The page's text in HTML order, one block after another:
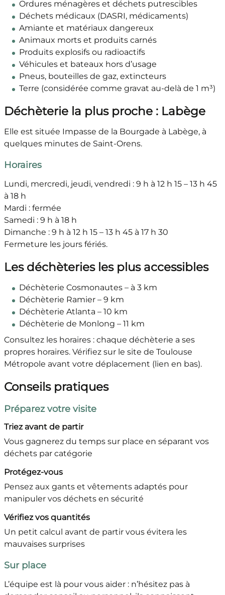
Ordures ménagères et déchets putrescibles
Déchets médicaux (DASRI, médicaments)
Amiante et matériaux dangereux
Animaux morts et produits carnés
Produits explosifs ou radioactifs
Véhicules et bateaux hors d’usage
Pneus, bouteilles de gaz, extincteurs
Terre (considérée comme gravat au-delà de 1 m³)
Déchèterie la plus proche : Labège
Elle est située Impasse de la Bourgade à Labège, à
quelques minutes de Saint-Orens.
Horaires
Lundi, mercredi, jeudi, vendredi : 9 h à 12 h 15 – 13 h 45
à 18 h
Mardi : fermée
Samedi : 9 h à 18 h
Dimanche : 9 h à 12 h 15 – 13 h 45 à 17 h 30
Fermeture les jours fériés.
Les déchèteries les plus accessibles
Déchèterie Cosmonautes – à 3 km
Déchèterie Ramier – 9 km
Déchèterie Atlanta – 10 km
Déchèterie de Monlong – 11 km
Consultez les horaires : chaque déchèterie a ses
propres horaires. Vérifiez sur le site de Toulouse
Métropole avant votre déplacement (lien en bas).
Conseils pratiques
Préparez votre visite
Triez avant de partir
Vous gagnerez du temps sur place en séparant vos
déchets par catégorie
Protégez-vous
Pensez aux gants et vêtements adaptés pour
manipuler vos déchets en sécurité
Vérifiez vos quantités
Un petit calcul avant de partir vous évitera les
mauvaises surprises
Sur place
L’équipe est là pour vous aider : n’hésitez pas à